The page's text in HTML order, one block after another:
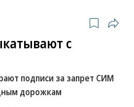
с
подписи за запрет СИМ
дорожкам